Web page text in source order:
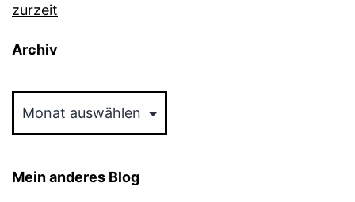
zurzeit
Archiv
Mein anderes Blog